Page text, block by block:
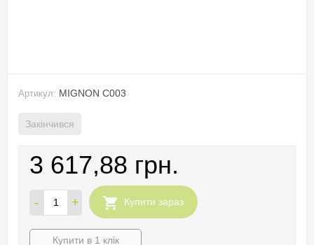
Артикул: MIGNON C003
Закінчився
3 617,88 грн.
- + Купити зараз
Купити в 1 клік